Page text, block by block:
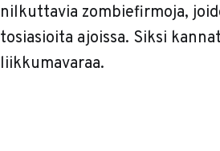
nilkuttavia zombiefirmoja,
tosiasioita ajoissa. Siksi
liikkumavaraa.